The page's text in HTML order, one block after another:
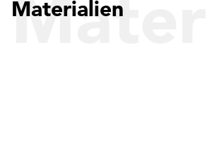
Materialien